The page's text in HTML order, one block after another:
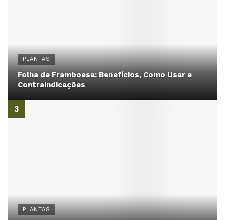
PLANTAS
Folha de Framboesa: Benefícios, Como Usar e
Contraindicações
PLANTAS